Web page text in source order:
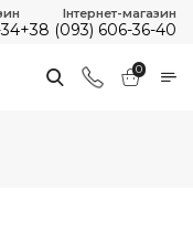
Інтернет-магазин
+38 (093) 606-36-40
0